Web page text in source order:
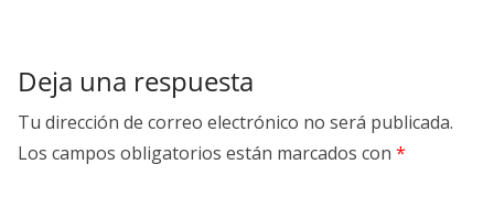
Deja una respuesta
Tu dirección de correo electrónico no será publicada.
Los campos obligatorios están marcados con *